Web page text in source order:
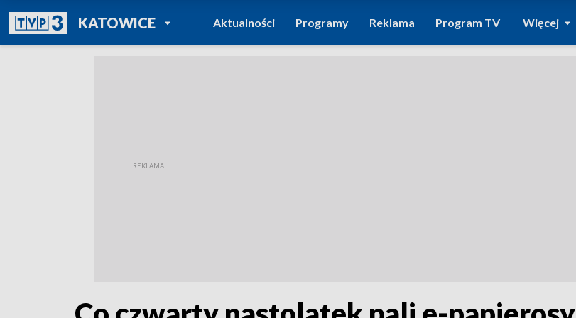
KATOWICEPOWRÓT DO
TVP REGIONY
Aktualności Programy Reklama Program TV Więcej